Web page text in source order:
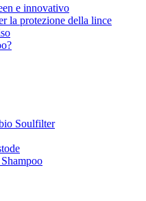
e innovativo
la protezione della lince
Soulfilter